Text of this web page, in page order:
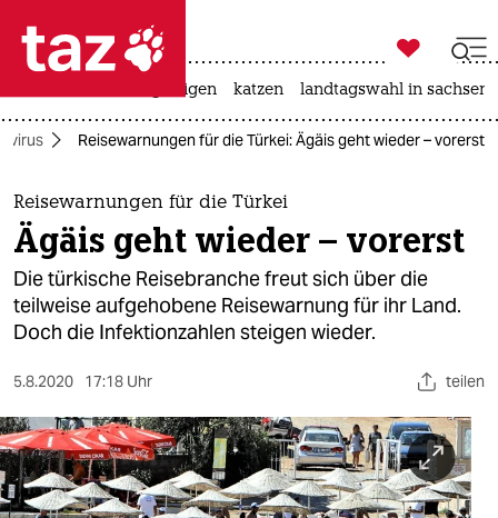
 taz zahl ich
taz zahl ich
themen
politik
öko
sport
berlin

taz zahl ich
bergsteigen katzen landtagswahl in
Reisewarnungen für die Türkei: Ägäis geht wieder – vorerst
Reisewarnungen für die Türkei
Ägäis geht wieder – vorerst
Die türkische Reisebranche freut sich über die
teilweise aufgehobene Reisewarnung für ihr Land.
Doch die Infektionzahlen steigen wieder.
5.8.2020 17:18 Uhr teilen